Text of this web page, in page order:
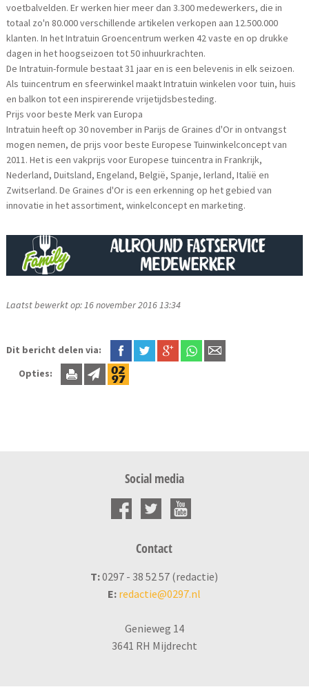
voetbalvelden. Er werken hier meer dan 3.300 medewerkers, die in
totaal zo'n 80.000 verschillende artikelen verkopen aan 12.500.000
klanten. In het Intratuin Groencentrum werken 42 vaste en op drukke
dagen in het hoogseizoen tot 50 inhuurkrachten.
De Intratuin-formule bestaat 31 jaar en is een belevenis in elk seizoen.
Als tuincentrum en sfeerwinkel maakt Intratuin winkelen voor tuin, huis
en balkon tot een inspirerende vrijetijdsbesteding.
Prijs voor beste Merk van Europa
Intratuin heeft op 30 november in Parijs de Graines d'Or in ontvangst
mogen nemen, de prijs voor beste Europese Tuinwinkelconcept van
2011. Het is een vakprijs voor Europese tuincentra in Frankrijk,
Nederland, Duitsland, Engeland, België, Spanje, Ierland, Italië en
Zwitserland. De Graines d'Or is een erkenning op het gebied van
innovatie in het assortiment, winkelconcept en marketing.
Laatst bewerkt op: 16 november 2016 13:34
Dit bericht delen via:
Opties:
Social media
Contact
T:0297 - 38 52 57 (redactie)
E: redactie@0297.nl
Genieweg 14
3641 RH Mijdrecht